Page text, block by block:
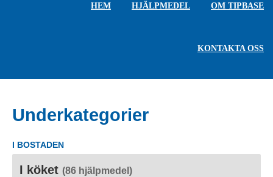
HEM HJÄLPMEDEL OM TIPBASE
KONTAKTA OSS
Underkategorier
I BOSTADEN
I köket (86 hjälpmedel)